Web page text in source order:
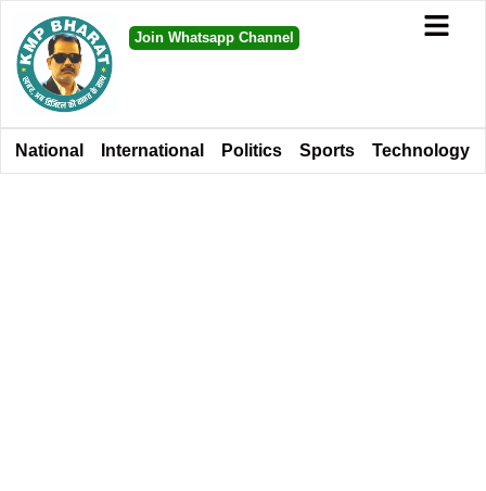
Join Whatsapp Channel
National International Politics Sports Technology